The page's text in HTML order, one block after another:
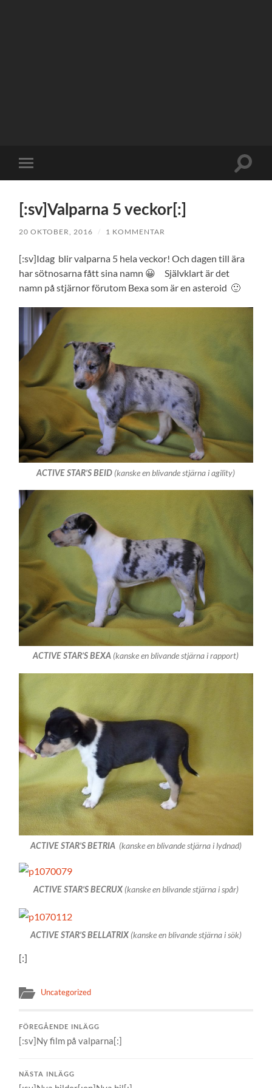
Slå
på/av
Slå
[:sv]Valparna 5 veckor[:]
20 OKTOBER, 2016 / 1 KOMMENTAR
[:sv]Idag blir valparna 5 hela veckor! Och dagen till ära
har sötnosarna fått sina namn 😀 Självklart är det
namn på stjärnor förutom Bexa som är en asteroid 🙂
ACTIVE STAR’S BEID (kanske en blivande stjärna i agility)
ACTIVE STAR’S BEXA (kanske en blivande stjärna i rapport)
ACTIVE STAR’S BETRIA(kanske en blivande stjärna i lydnad)
ACTIVE STAR’S BECRUX(kanske en blivande stjärna i spår)
ACTIVE STAR’S BELLATRIX(kanske en blivande stjärna i sök)
[:]
Uncategorized
FÖREGÅENDE INLÄGG
[:sv]Ny film på valparna[:]
NÄSTA INLÄGG